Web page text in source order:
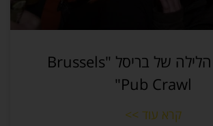
סיור חיי הלילה של בריסל "Brussels
Pub Crawl"
קרא עוד >>